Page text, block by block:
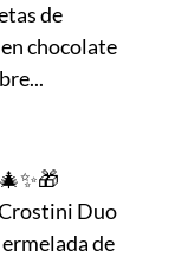
de
chocolate
Duo
de